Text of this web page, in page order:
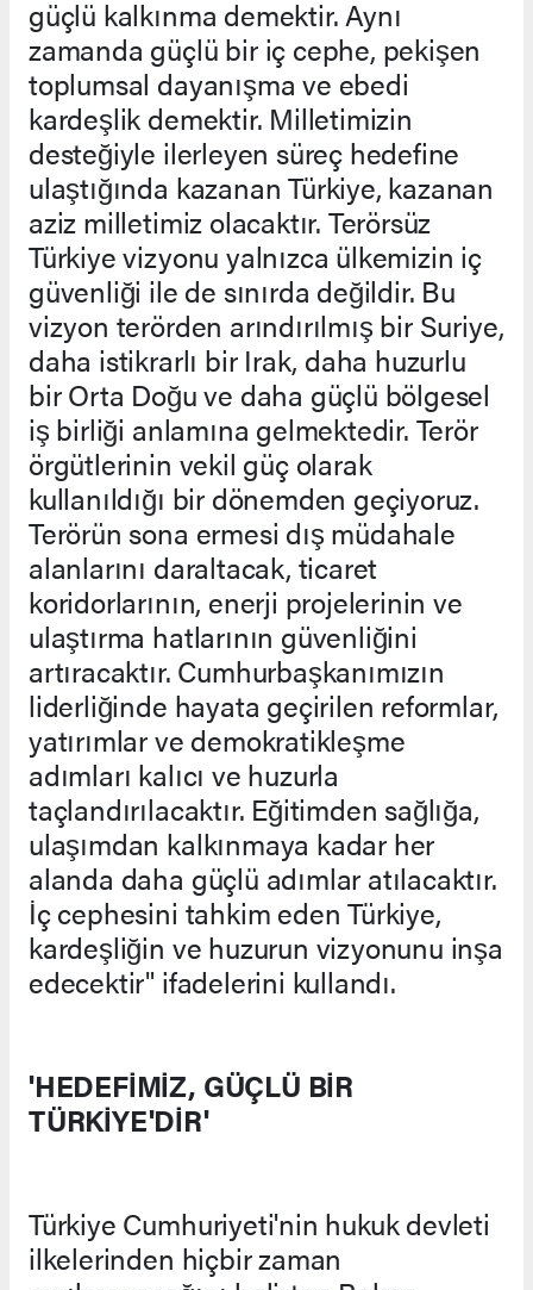
güçlü kalkınma demektir. Aynı
zamanda güçlü bir iç cephe, pekişen
toplumsal dayanışma ve ebedi
kardeşlik demektir. Milletimizin
desteğiyle ilerleyen süreç hedefine
ulaştığında kazanan Türkiye, kazanan
aziz milletimiz olacaktır. Terörsüz
Türkiye vizyonu yalnızca ülkemizin iç
güvenliği ile de sınırda değildir. Bu
vizyon terörden arındırılmış bir Suriye,
daha istikrarlı bir Irak, daha huzurlu
bir Orta Doğu ve daha güçlü bölgesel
iş birliği anlamına gelmektedir. Terör
örgütlerinin vekil güç olarak
kullanıldığı bir dönemden geçiyoruz.
Terörün sona ermesi dış müdahale
alanlarını daraltacak, ticaret
koridorlarının, enerji projelerinin ve
ulaştırma hatlarının güvenliğini
artıracaktır. Cumhurbaşkanımızın
liderliğinde hayata geçirilen reformlar,
yatırımlar ve demokratikleşme
adımları kalıcı ve huzurla
taçlandırılacaktır. Eğitimden sağlığa,
ulaşımdan kalkınmaya kadar her
alanda daha güçlü adımlar atılacaktır.
İç cephesini tahkim eden Türkiye,
kardeşliğin ve huzurun vizyonunu inşa
edecektir" ifadelerini kullandı.
'HEDEFİMİZ, GÜÇLÜ BİR
TÜRKİYE'DİR'
Türkiye Cumhuriyeti'nin hukuk devleti
ilkelerinden hiçbir zaman